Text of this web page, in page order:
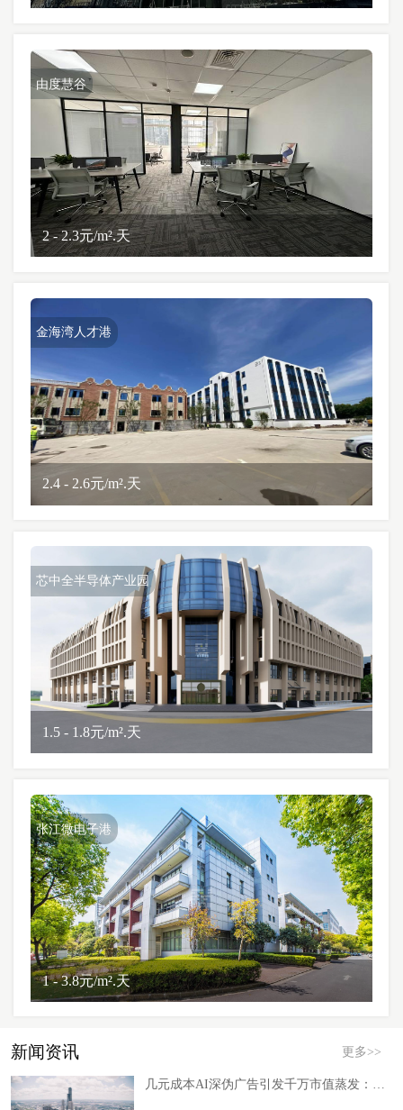
由度慧谷
2 - 2.3元/m².天
金海湾人才港
2.4 - 2.6元/m².天
芯中全半导体产业园
1.5 - 1.8元/m².天
张江微电子港
1 - 3.8元/m².天
新闻资讯 更多>>